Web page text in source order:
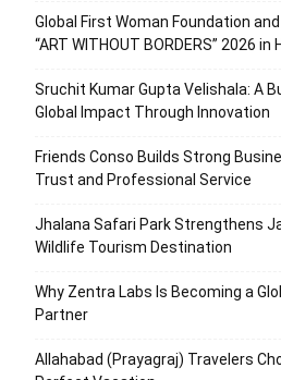
Global First Woman Foundation
“ART WITHOUT BORDERS” 2026 in
Sruchit Kumar Gupta Velishala: A
Global Impact Through Innovation
Friends Conso Builds Strong
Trust and Professional Service
Jhalana Safari Park Strengthens
Wildlife Tourism Destination
Why Zentra Labs Is Becoming a
Partner
Allahabad (Prayagraj) Travelers